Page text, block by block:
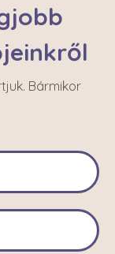
Bármikor